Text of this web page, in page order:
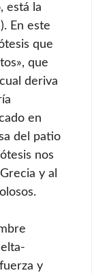
está la
En este
que
que
deriva
en
del patio
nos
y al
y